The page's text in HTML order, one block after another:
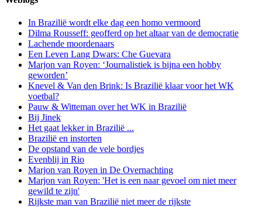
In Brazilië wordt elke dag een homo vermoord
Dilma Rousseff: geofferd op het altaar van de democratie
Lachende moordenaars
Een Leven Lang Dwars: Che Guevara
Marjon van Royen: ‘Journalistiek is bijna een hobby
geworden’
Knevel & Van den Brink: Is Brazilië klaar voor het WK
voetbal?
Pauw & Witteman over het WK in Brazilië
Bij Jinek
Het gaat lekker in Brazilië ...
Brazilië en instorten
De opstand van de vele bordjes
Evenblij in Rio
Marjon van Royen in De Overnachting
Marjon van Royen: 'Het is een naar gevoel om niet meer
gewild te zijn'
Rijkste man van Brazilië niet meer de rijkste